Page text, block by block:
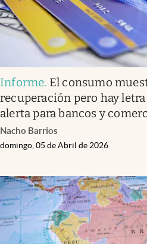
Informe. El consumo
recuperación pero hay
alerta para bancos y
Nacho Barrios
domingo, 05 de Abril de 2026